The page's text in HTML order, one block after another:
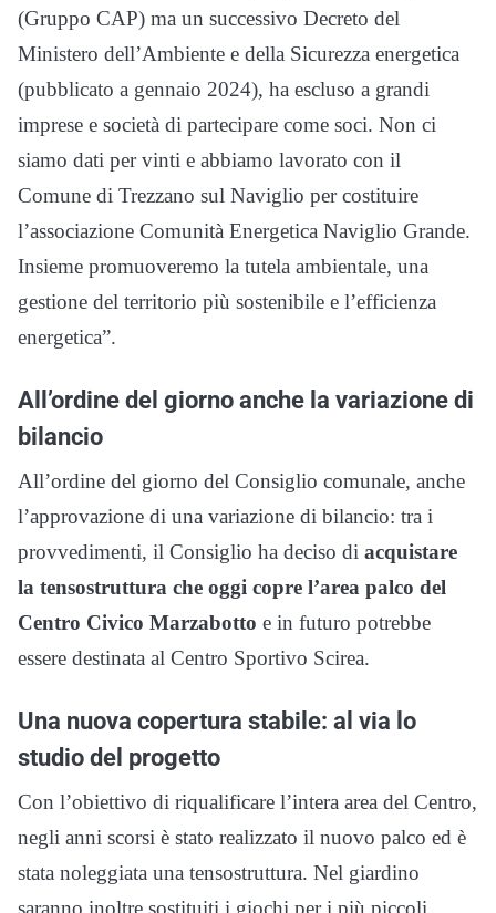
(Gruppo CAP) ma un successivo Decreto del
Ministero dell’Ambiente e della Sicurezza energetica
(pubblicato a gennaio 2024), ha escluso a grandi
imprese e società di partecipare come soci. Non ci
siamo dati per vinti e abbiamo lavorato con il
Comune di Trezzano sul Naviglio per costituire
l’associazione Comunità Energetica Naviglio Grande.
Insieme promuoveremo la tutela ambientale, una
gestione del territorio più sostenibile e l’efficienza
energetica”.
All’ordine del giorno anche la variazione di
bilancio
All’ordine del giorno del Consiglio comunale, anche
l’approvazione di una variazione di bilancio: tra i
provvedimenti, il Consiglio ha deciso di acquistare
la tensostruttura che oggi copre l’area palco del
Centro Civico Marzabotto e in futuro potrebbe
essere destinata al Centro Sportivo Scirea.
Una nuova copertura stabile: al via lo
studio del progetto
Con l’obiettivo di riqualificare l’intera area del Centro,
negli anni scorsi è stato realizzato il nuovo palco ed è
stata noleggiata una tensostruttura. Nel giardino
saranno inoltre sostituiti i giochi per i più piccoli.